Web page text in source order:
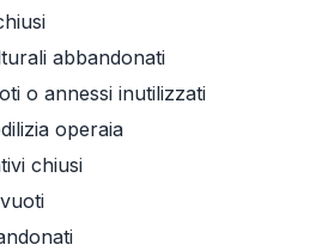
abbandonati
o annessi inutilizzati
operaia
chiusi